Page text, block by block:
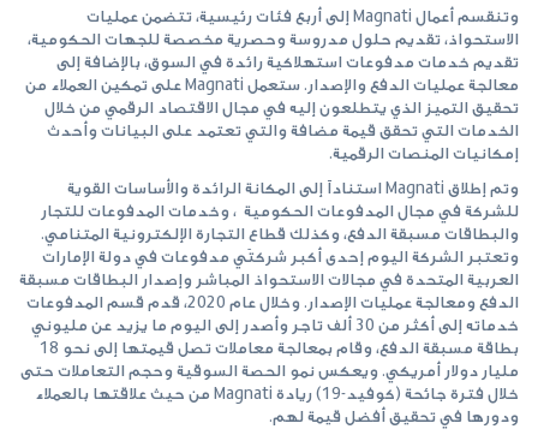
وتنقسم أعمال Magnati إلى أربع فئات رئيسية، تتضمن عمليات
الاستحواذ، تقديم حلول مدروسة وحصرية مخصصة للجهات الحكومية،
تقديم خدمات مدفوعات استهلاكية رائدة في السوق، بالإضافة إلى
معالجة عمليات الدفع والإصدار. ستعمل Magnati على تمكين العملاء من
تحقيق التميز الذي يتطلعون إليه في مجال الاقتصاد الرقمي من خلال
الخدمات التي تحقق قيمة مضافة والتي تعتمد على البيانات وأحدث
إمكانيات المنصات الرقمية.
وتم إطلاق Magnati استناداً إلى المكانة الرائدة والأساسات القوية
للشركة في مجال المدفوعات الحكومية ، وخدمات المدفوعات للتجار
والبطاقات مسبقة الدفع، وكذلك قطاع التجارة الإلكترونية المتنامي.
وتعتبر الشركة اليوم إحدى أكبر شركتَي مدفوعات في دولة الإمارات
العربية المتحدة في مجالات الاستحواذ المباشر وإصدار البطاقات مسبقة
الدفع ومعالجة عمليات الإصدار. وخلال عام 2020، قدم قسم المدفوعات
خدماته إلى أكثر من 30 ألف تاجر وأصدر إلى اليوم ما يزيد عن مليوني
بطاقة مسبقة الدفع، وقام بمعالجة معاملات تصل قيمتها إلى نحو 18
مليار دولار أمريكي. ويعكس نمو الحصة السوقية وحجم التعاملات حتى
خلال فترة جائحة (كوفيد-19) ريادة Magnati من حيث علاقتها بالعملاء
ودورها في تحقيق أفضل قيمة لهم.